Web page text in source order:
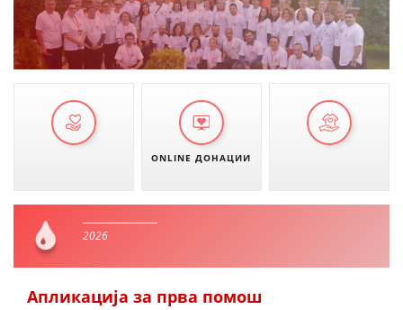
ONLINE ДОНАЦИИ
2026
Апликација за прва помош